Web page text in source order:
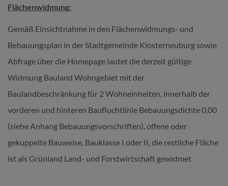
Flächenwidmung:
Gemäß Einsichtnahme in den Flächenwidmungs- und
Bebauungsplan in der Stadtgemeinde Klosterneuburg sowie
Abfrage über die Homepage lautet die derzeit gültige
Widmung Bauland Wohngebiet mit der
Baulandbeschränkung für 2 Wohneinheiten, innerhalb der
vorderen und hinteren Baufluchtlinie Bebauungsdichte 0,00
(siehe Anhang Bebauungsvorschriften), offene oder
gekuppelte Bauweise, Bauklasse I oder II, die restliche Fläche
ist als Grünland Land- und Forstwirtschaft gewidmet